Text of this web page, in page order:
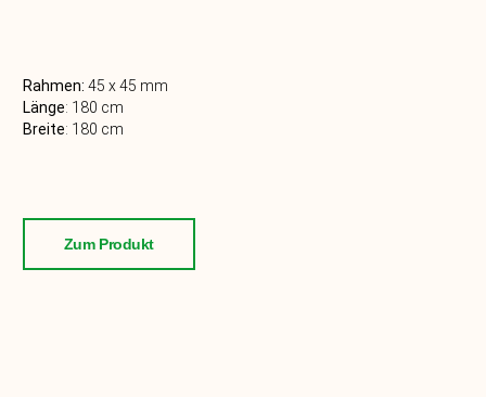
Rahmen: 45 x 45 mm
Länge: 180 cm
Breite: 180 cm
Zum Produkt